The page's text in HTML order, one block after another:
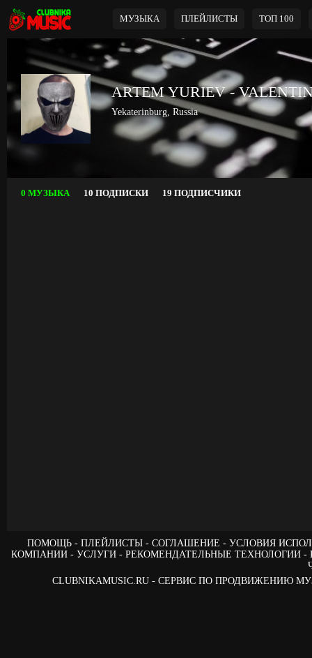
МУЗЫКА ПЛЕЙЛИСТЫ ТОП 100
АRTEM YURIEV -
Yekaterinburg, Russia
0 МУЗЫКА 10 ПОДПИСКИ 19 ПОДПИСЧИКИ
ПОМОЩЬ ПЛЕЙЛИСТЫ СОГЛАШЕНИЕ
УСЛОВИЯ
КОМПАНИИ
УСЛУГИ РЕКОМЕНДАТЕЛЬНЫЕ ТЕХНОЛОГИИ
CLUBNIKAMUSIC.RU - СЕРВИС ПО ПРОДВИЖЕНИЮ